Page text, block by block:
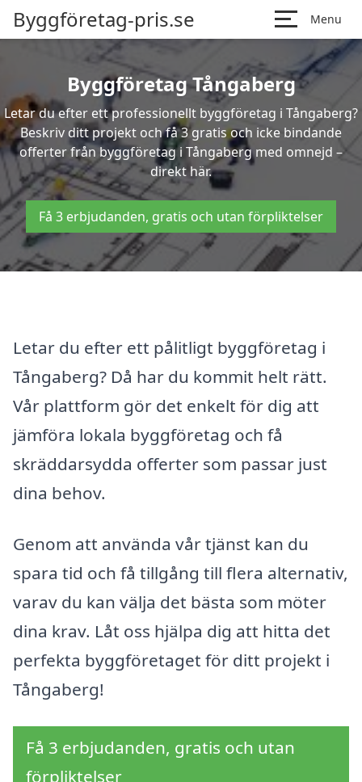
Byggföretag-pris.se Menu
Byggföretag Tångaberg
Letar du efter ett professionellt byggföretag i Tångaberg?
Beskriv ditt projekt och få 3 gratis och icke bindande
offerter från byggföretag i Tångaberg med omnejd –
direkt här.
Få 3 erbjudanden, gratis och utan förpliktelser
Letar du efter ett pålitligt byggföretag i
Tångaberg? Då har du kommit helt rätt.
Vår plattform gör det enkelt för dig att
jämföra lokala byggföretag och få
skräddarsydda offerter som passar just
dina behov.
Genom att använda vår tjänst kan du
spara tid och få tillgång till flera alternativ,
varav du kan välja det bästa som möter
dina krav. Låt oss hjälpa dig att hitta det
perfekta byggföretaget för ditt projekt i
Tångaberg!
Få 3 erbjudanden, gratis och utan
förpliktelser